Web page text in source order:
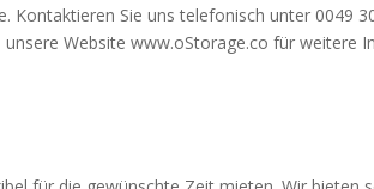
Kontaktieren Sie uns telefonisch unter 0049
Website www.oStorage.co für weitere